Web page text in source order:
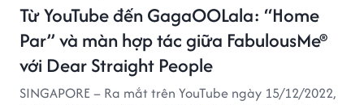
Từ YouTube đến GagaOOLala: “Home
Par” và màn hợp tác giữa FabulousMe®
với Dear Straight People
SINGAPORE – Ra mắt trên YouTube ngày 15/12/2022,